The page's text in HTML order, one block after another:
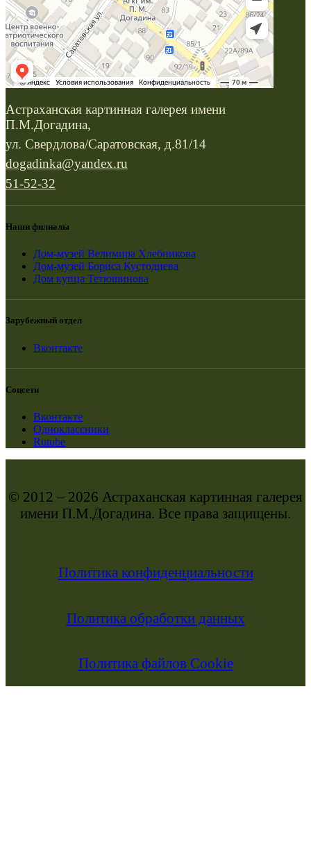
Астраханская картинная галерея имени
П.М.Догадина,
ул. Свердлова/Саратовская, д.81/14
dogadinka@yandex.ru
51-52-32
Наши филиалы
Дом-музей Велимира Хлебникова
Дом-музей Бориса Кустодиева
Дом купца Тетюшинова
Зарубежный отдел
Вконтакте
Соцсети
Вконтакте
Одноклассники
Rutube
© 2012 – 2026 Астраханская картинная галерея
имени П.М.Догадина. Все права защищены.
Политика конфиденциальности
Политика обработки данных
Политика файлов Cookie